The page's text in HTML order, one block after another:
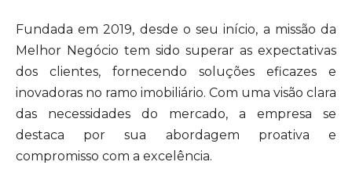
Fundada em 2019, desde o seu início, a missão da
Melhor Negócio tem sido superar as expectativas
dos clientes, fornecendo soluções eficazes e
inovadoras no ramo imobiliário. Com uma visão clara
das necessidades do mercado, a empresa se
destaca por sua abordagem proativa e
compromisso com a excelência.